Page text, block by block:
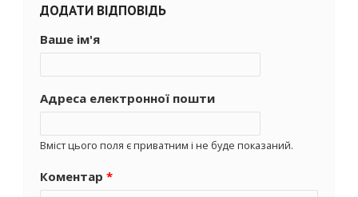
ДОДАТИ ВІДПОВІДЬ
Ваше ім'я
Адреса електронної пошти
Вміст цього поля є приватним і не буде показаний.
Коментар *